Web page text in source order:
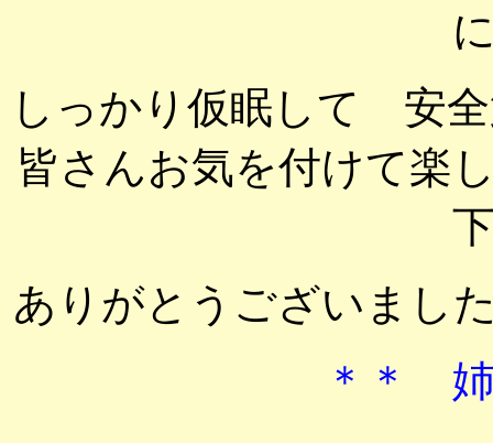
しっかり仮眠して 安
皆さんお気を付けて楽
ありがとうございま
＊＊